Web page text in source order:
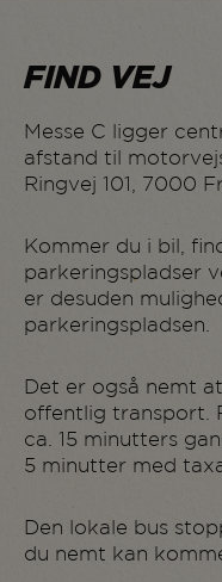
FIND VEJ
Messe C ligger
afstand til
Ringvej 101, 7000
Kommer du i bil,
parkeringspladser
er desuden
parkeringspladsen.
Det er også nemt
offentlig transport.
ca. 15 minutters
5 minutter med
Den lokale bus
du nemt kan